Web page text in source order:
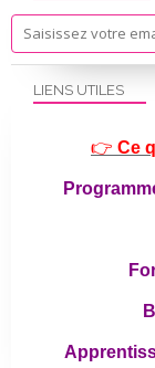
LIENS UTILES
👉 Ce